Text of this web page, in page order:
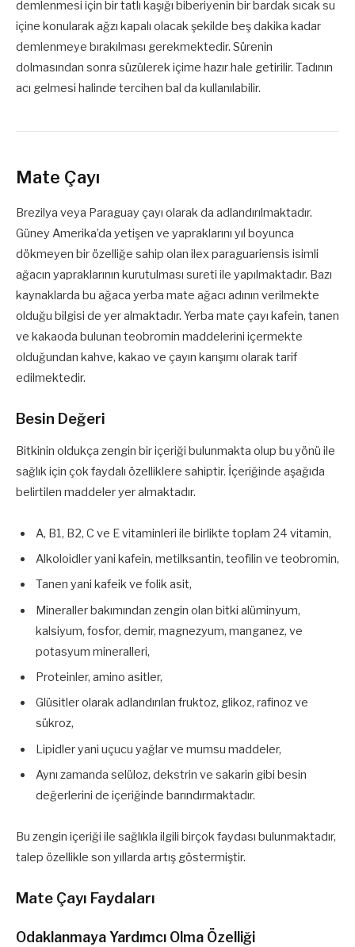
demlenmesi için bir tatlı kaşığı biberiyenin bir bardak sıcak su
içine konularak ağzı kapalı olacak şekilde beş dakika kadar
demlenmeye bırakılması gerekmektedir. Sürenin
dolmasından sonra süzülerek içime hazır hale getirilir. Tadının
acı gelmesi halinde tercihen bal da kullanılabilir.
Mate Çayı
Brezilya veya Paraguay çayı olarak da adlandırılmaktadır.
Güney Amerika’da yetişen ve yapraklarını yıl boyunca
dökmeyen bir özelliğe sahip olan ilex paraguariensis isimli
ağacın yapraklarının kurutulması sureti ile yapılmaktadır. Bazı
kaynaklarda bu ağaca yerba mate ağacı adının verilmekte
olduğu bilgisi de yer almaktadır. Yerba mate çayı kafein, tanen
ve kakaoda bulunan teobromin maddelerini içermekte
olduğundan kahve, kakao ve çayın karışımı olarak tarif
edilmektedir.
Besin Değeri
Bitkinin oldukça zengin bir içeriği bulunmakta olup bu yönü ile
sağlık için çok faydalı özelliklere sahiptir. İçeriğinde aşağıda
belirtilen maddeler yer almaktadır.
A, B1, B2, C ve E vitaminleri ile birlikte toplam 24 vitamin,
Alkoloidler yani kafein, metilksantin, teofilin ve teobromin,
Tanen yani kafeik ve folik asit,
Mineraller bakımından zengin olan bitki alüminyum,
kalsiyum, fosfor, demir, magnezyum, manganez, ve
potasyum mineralleri,
Proteinler, amino asitler,
Glüsitler olarak adlandırılan fruktoz, glikoz, rafinoz ve
sükroz,
Lipidler yani uçucu yağlar ve mumsu maddeler,
Aynı zamanda selüloz, dekstrin ve sakarin gibi besin
değerlerini de içeriğinde barındırmaktadır.
Bu zengin içeriği ile sağlıkla ilgili birçok faydası bulunmaktadır,
talep özellikle son yıllarda artış göstermiştir.
Mate Çayı Faydaları
Odaklanmaya Yardımcı Olma Özelliği